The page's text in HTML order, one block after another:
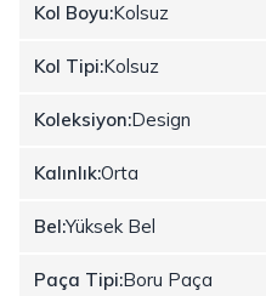
Kol Boyu:Kolsuz
Kol Tipi:Kolsuz
Koleksiyon:Design
Kalınlık:Orta
Bel:Yüksek Bel
Paça Tipi:Boru Paça